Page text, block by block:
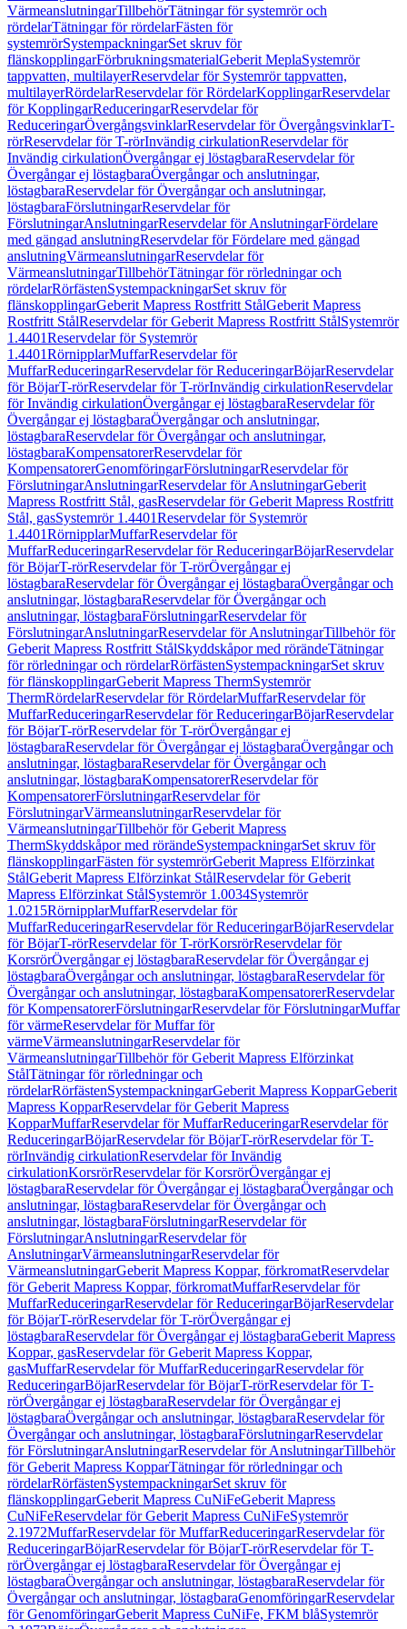
VärmeanslutningarTillbehörTätningar för systemrör och
rördelarTätningar för rördelarFästen för
systemrörSystempackningarSet skruv för
flänskopplingarFörbrukningsmaterialGeberit MeplaSystemrör
tappvatten, multilayerReservdelar för Systemrör tappvatten,
multilayerRördelarReservdelar för RördelarKopplingarReservdelar
för KopplingarReduceringarReservdelar för
ReduceringarÖvergångsvinklarReservdelar för ÖvergångsvinklarT-
rörReservdelar för T-rörInvändig cirkulationReservdelar för
Invändig cirkulationÖvergångar ej löstagbaraReservdelar för
Övergångar ej löstagbaraÖvergångar och anslutningar,
löstagbaraReservdelar för Övergångar och anslutningar,
löstagbaraFörslutningarReservdelar för
FörslutningarAnslutningarReservdelar för AnslutningarFördelare
med gängad anslutningReservdelar för Fördelare med gängad
anslutningVärmeanslutningarReservdelar för
VärmeanslutningarTillbehörTätningar för rörledningar och
rördelarRörfästenSystempackningarSet skruv för
flänskopplingarGeberit Mapress Rostfritt StålGeberit Mapress
Rostfritt StålReservdelar för Geberit Mapress Rostfritt StålSystemrör
1.4401Reservdelar för Systemrör
1.4401RörnipplarMuffarReservdelar för
MuffarReduceringarReservdelar för ReduceringarBöjarReservdelar
för BöjarT-rörReservdelar för T-rörInvändig cirkulationReservdelar
för Invändig cirkulationÖvergångar ej löstagbaraReservdelar för
Övergångar ej löstagbaraÖvergångar och anslutningar,
löstagbaraReservdelar för Övergångar och anslutningar,
löstagbaraKompensatorerReservdelar för
KompensatorerGenomföringarFörslutningarReservdelar för
FörslutningarAnslutningarReservdelar för AnslutningarGeberit
Mapress Rostfritt Stål, gasReservdelar för Geberit Mapress Rostfritt
Stål, gasSystemrör 1.4401Reservdelar för Systemrör
1.4401RörnipplarMuffarReservdelar för
MuffarReduceringarReservdelar för ReduceringarBöjarReservdelar
för BöjarT-rörReservdelar för T-rörÖvergångar ej
löstagbaraReservdelar för Övergångar ej löstagbaraÖvergångar och
anslutningar, löstagbaraReservdelar för Övergångar och
anslutningar, löstagbaraFörslutningarReservdelar för
FörslutningarAnslutningarReservdelar för AnslutningarTillbehör för
Geberit Mapress Rostfritt StålSkyddskåpor med rörändeTätningar
för rörledningar och rördelarRörfästenSystempackningarSet skruv
för flänskopplingarGeberit Mapress ThermSystemrör
ThermRördelarReservdelar för RördelarMuffarReservdelar för
MuffarReduceringarReservdelar för ReduceringarBöjarReservdelar
för BöjarT-rörReservdelar för T-rörÖvergångar ej
löstagbaraReservdelar för Övergångar ej löstagbaraÖvergångar och
anslutningar, löstagbaraReservdelar för Övergångar och
anslutningar, löstagbaraKompensatorerReservdelar för
KompensatorerFörslutningarReservdelar för
FörslutningarVärmeanslutningarReservdelar för
VärmeanslutningarTillbehör för Geberit Mapress
ThermSkyddskåpor med rörändeSystempackningarSet skruv för
flänskopplingarFästen för systemrörGeberit Mapress Elförzinkat
StålGeberit Mapress Elförzinkat StålReservdelar för Geberit
Mapress Elförzinkat StålSystemrör 1.0034Systemrör
1.0215RörnipplarMuffarReservdelar för
MuffarReduceringarReservdelar för ReduceringarBöjarReservdelar
för BöjarT-rörReservdelar för T-rörKorsrörReservdelar för
KorsrörÖvergångar ej löstagbaraReservdelar för Övergångar ej
löstagbaraÖvergångar och anslutningar, löstagbaraReservdelar för
Övergångar och anslutningar, löstagbaraKompensatorerReservdelar
för KompensatorerFörslutningarReservdelar för FörslutningarMuffar
för värmeReservdelar för Muffar för
värmeVärmeanslutningarReservdelar för
VärmeanslutningarTillbehör för Geberit Mapress Elförzinkat
StålTätningar för rörledningar och
rördelarRörfästenSystempackningarGeberit Mapress KopparGeberit
Mapress KopparReservdelar för Geberit Mapress
KopparMuffarReservdelar för MuffarReduceringarReservdelar för
ReduceringarBöjarReservdelar för BöjarT-rörReservdelar för T-
rörInvändig cirkulationReservdelar för Invändig
cirkulationKorsrörReservdelar för KorsrörÖvergångar ej
löstagbaraReservdelar för Övergångar ej löstagbaraÖvergångar och
anslutningar, löstagbaraReservdelar för Övergångar och
anslutningar, löstagbaraFörslutningarReservdelar för
FörslutningarAnslutningarReservdelar för
AnslutningarVärmeanslutningarReservdelar för
VärmeanslutningarGeberit Mapress Koppar, förkromatReservdelar
för Geberit Mapress Koppar, förkromatMuffarReservdelar för
MuffarReduceringarReservdelar för ReduceringarBöjarReservdelar
för BöjarT-rörReservdelar för T-rörÖvergångar ej
löstagbaraReservdelar för Övergångar ej löstagbaraGeberit Mapress
Koppar, gasReservdelar för Geberit Mapress Koppar,
gasMuffarReservdelar för MuffarReduceringarReservdelar för
ReduceringarBöjarReservdelar för BöjarT-rörReservdelar för T-
rörÖvergångar ej löstagbaraReservdelar för Övergångar ej
löstagbaraÖvergångar och anslutningar, löstagbaraReservdelar för
Övergångar och anslutningar, löstagbaraFörslutningarReservdelar
för FörslutningarAnslutningarReservdelar för AnslutningarTillbehör
för Geberit Mapress KopparTätningar för rörledningar och
rördelarRörfästenSystempackningarSet skruv för
flänskopplingarGeberit Mapress CuNiFeGeberit Mapress
CuNiFeReservdelar för Geberit Mapress CuNiFeSystemrör
2.1972MuffarReservdelar för MuffarReduceringarReservdelar för
ReduceringarBöjarReservdelar för BöjarT-rörReservdelar för T-
rörÖvergångar ej löstagbaraReservdelar för Övergångar ej
löstagbaraÖvergångar och anslutningar, löstagbaraReservdelar för
Övergångar och anslutningar, löstagbaraGenomföringarReservdelar
för GenomföringarGeberit Mapress CuNiFe, FKM blåSystemrör